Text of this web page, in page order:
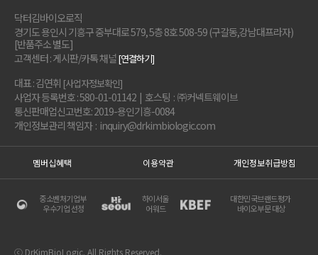
닥터김바이오로직
경기도 용인시 기흥구 중부대로 579, 5층 8호 508-59 (구갈동,강남대프라자)
[반품주소 별도]
고객센터 : 게시판/카톡 채널[연결하기]
대표 : 김연휘 [사업자정보확인]
사업자 등록번호 : 580-01-01142 | 호스팅 : ㈜커넥트웨이브
통신판매업신고번호: 2019-용인기흥-0084
개인정보관리 책임자 : inquiry@drkimbiologic.com
멤버십혜택 이용약관 개인정보취급방침
중소벤처기업부
우수기업 선정
하이서울
어워드
대한민국브랜드평가
바이오부문 대상
ⓒ DrKimBioLogic. All Rights Reserved.